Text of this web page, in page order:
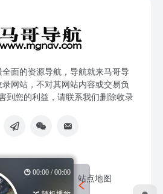
面的资源导航，导航就来马哥导
网站，不对其网站内容或交易负
到您的利益，请联系我们删除收录
申请 网站提交 站点地图
00:00 / 00:00